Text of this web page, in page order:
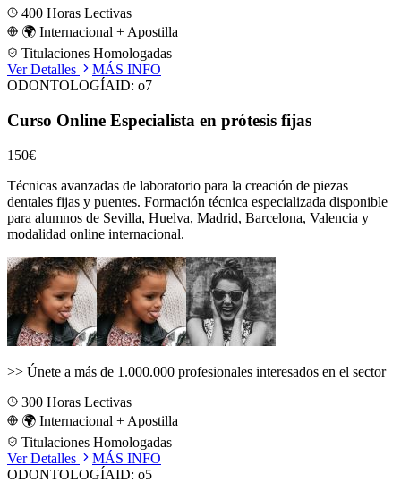
400 Horas Lectivas
🌍 Internacional + Apostilla
Titulaciones Homologadas
Ver Detalles
MÁS INFO
ODONTOLOGÍAID: o7
Curso Online Especialista en prótesis fijas
150€
Técnicas avanzadas de laboratorio para la creación de piezas
dentales fijas y puentes. Formación técnica especializada disponible
para alumnos de Sevilla, Huelva, Madrid, Barcelona, Valencia y
modalidad online internacional.
>> Únete a más de 1.000.000 profesionales interesados en el sector
300 Horas Lectivas
🌍 Internacional + Apostilla
Titulaciones Homologadas
Ver Detalles
MÁS INFO
ODONTOLOGÍAID: o5